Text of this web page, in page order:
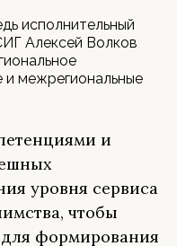
исполнительный
Алексей Волков
и межрегиональные
и
уровня сервиса
чтобы
формирования